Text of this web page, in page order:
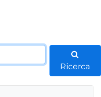
Ricerca